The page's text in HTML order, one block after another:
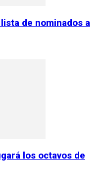
de nominados a
los octavos de